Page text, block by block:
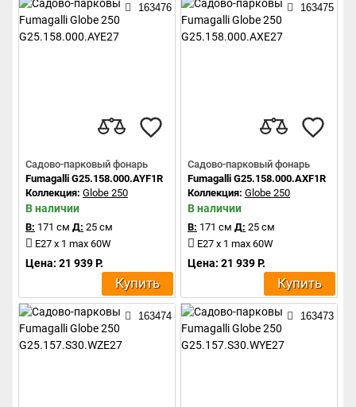
163476
Садово-парковый фонарь
Fumagalli G25.158.000.AYF1R
Коллекция: Globe 250
В наличии
В: 171 см Д: 25 см
E27 x 1 max 60W
Цена: 21 939 Р.
Купить
163475
Садово-парковый фонарь
Fumagalli G25.158.000.AXF1R
Коллекция: Globe 250
В наличии
В: 171 см Д: 25 см
E27 x 1 max 60W
Цена: 21 939 Р.
Купить
163474 163473